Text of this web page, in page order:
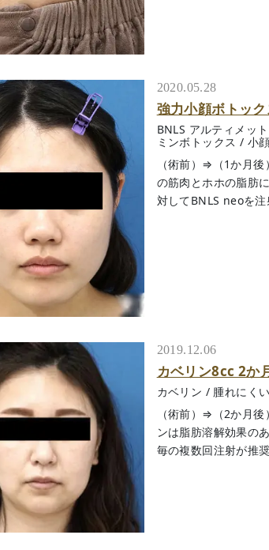
2020.05.28
強力小顔ボトッ
BNLS アルティメット
ミンボトックス / 小
（術前）⇒（1か月
の筋肉とホホの脂肪
対してBNLS neoを
2019.12.06
カベリン8cc 2か
カベリン / 腫れにく
（術前）⇒（2か月
ンは脂肪溶解効果の
毎の複数回注射が推